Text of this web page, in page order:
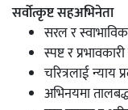
सर्वोत्कृष्ट सहअभिनेता
सरल र
स्पष्ट र
चरित्रलाई न्याय
अभिनयमा